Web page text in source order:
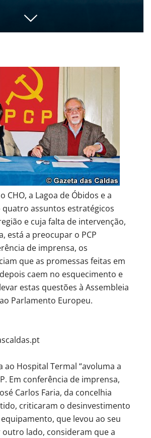
CHO, a Lagoa de Óbidos e a
quatro assuntos estratégicos
e cuja falta de intervenção,
está a preocupar o PCP
de imprensa, os
que as promessas feitas em
caem no esquecimento e
estas questões à Assembleia
Parlamento Europeu.
Hospital Termal “avoluma a
Em conferência de imprensa,
Carlos Faria, da concelhia
criticaram o desinvestimento
que levou ao seu
lado, consideram que a